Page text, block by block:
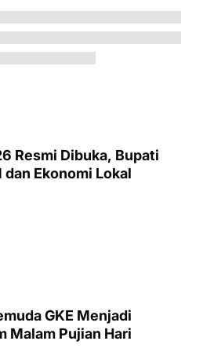
Resmi Dibuka, Bupati
Ekonomi Lokal
GKE Menjadi
Malam Pujian Hari